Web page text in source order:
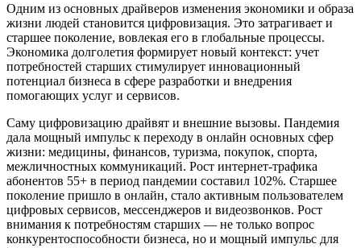
Одним из основных драйверов изменения экономики и образа
жизни людей становится цифровизация. Это затрагивает и
старшее поколение, вовлекая его в глобальные процессы.
Экономика долголетия формирует новый контекст: учет
потребностей старших стимулирует инновационный
потенциал бизнеса в сфере разработки и внедрения
помогающих услуг и сервисов.
Саму цифровизацию драйвят и внешние вызовы. Пандемия
дала мощный импульс к переходу в онлайн основных сфер
жизни: медицины, финансов, туризма, покупок, спорта,
межличностных коммуникаций. Рост интернет-трафика
абонентов 55+ в период пандемии составил 102%. Старшее
поколение пришло в онлайн, стало активным пользователем
цифровых сервисов, мессенджеров и видеозвонков. Рост
внимания к потребностям старших — не только вопрос
конкурентоспособности бизнеса, но и мощный импульс для